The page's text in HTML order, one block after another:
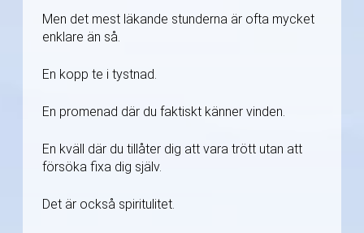
Men det mest läkande stunderna är ofta mycket
enklare än så.
En kopp te i tystnad.
En promenad där du faktiskt känner vinden.
En kväll där du tillåter dig att vara trött utan att
försöka fixa dig själv.
Det är också spiritulitet.